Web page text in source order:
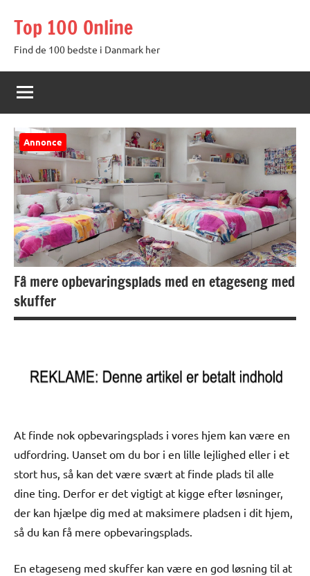
indhold
Top 100 Online
Find de 100 bedste i Danmark her
Annonce
Få mere opbevaringsplads med en etageseng med
skuffer
At finde nok opbevaringsplads i vores hjem kan være en
udfordring. Uanset om du bor i en lille lejlighed eller i et
stort hus, så kan det være svært at finde plads til alle
dine ting. Derfor er det vigtigt at kigge efter løsninger,
der kan hjælpe dig med at maksimere pladsen i dit hjem,
så du kan få mere opbevaringsplads.
En etageseng med skuffer kan være en god løsning til at